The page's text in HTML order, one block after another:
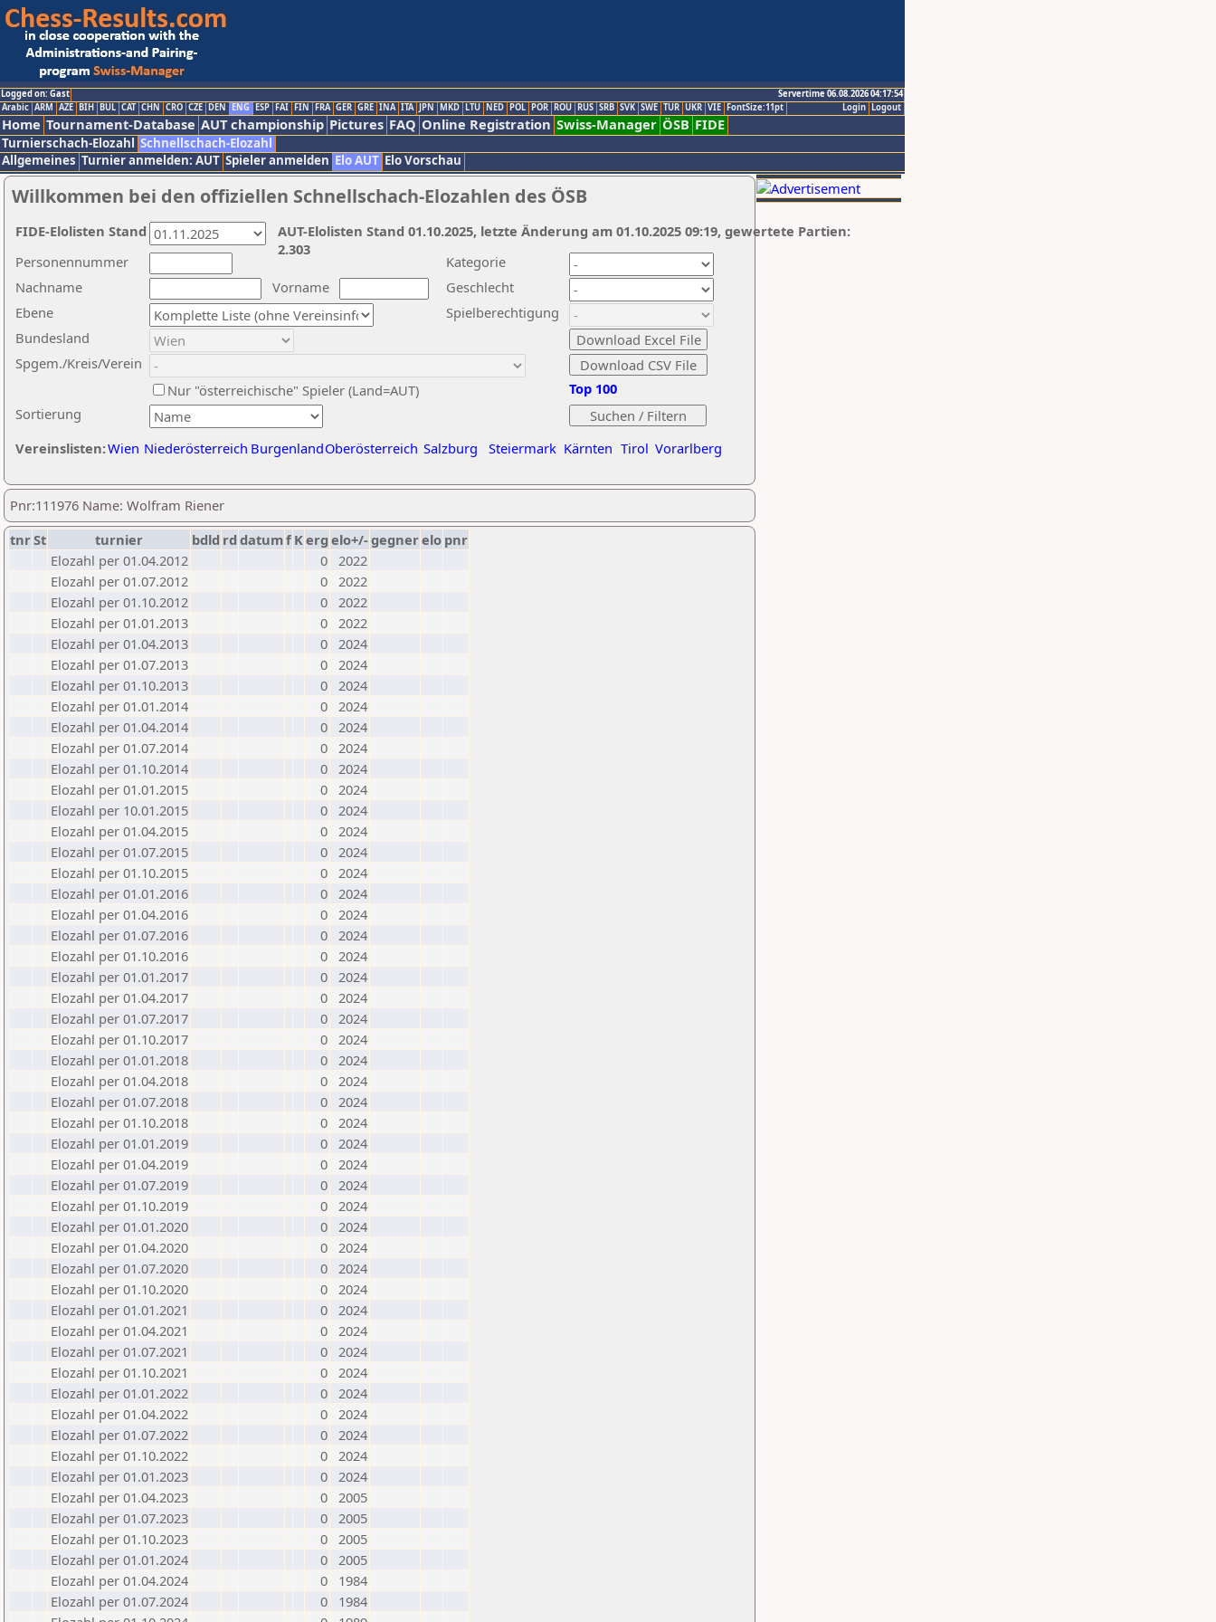
Logged on: Gast
Servertime 06.08.2026 04:17:54
Logout
Login
Arabic ARM AZE BIH BUL CAT CHN CRO CZE DEN ENG ESP FAI FIN FRA GER GRE INA ITA JPN MKD LTU NED POL POR ROU RUS SRB SVK SWE TUR UKR VIE FontSize:11pt
Home Tournament-Database AUT championship Pictures FAQ Online Registration Swiss-Manager ÖSB FIDE
Turnierschach-Elozahl Schnellschach-Elozahl
Allgemeines Turnier anmelden: AUT Spieler anmelden Elo AUT Elo Vorschau
Willkommen bei den offiziellen Schnellschach-Elozahlen des ÖSB
Nachname
Vorname
Ebene
Kategorie
Sortierung
Personennummer
Bundesland
Spgem./Kreis/Verein
Geschlecht
Nur "österreichische" Spieler (Land=AUT)
Spielberechtigung
Vereinslisten:Wien Niederösterreich BurgenlandOberösterreich Salzburg Steiermark Kärnten Tirol Vorarlberg
Top 100
AUT-Elolisten Stand 01.10.2025, letzte Änderung am 01.10.2025 09:19, gewertete Partien:
2.303
FIDE-Elolisten Stand
Pnr:111976 Name: Wolfram Riener
tnrSt turnier bdld rd datumf Kerg elo+/-gegnerelo pnr
Elozahl per 01.04.2012
0 2022
Elozahl per 01.07.2012
0 2022
Elozahl per 01.10.2012
0 2022
Elozahl per 01.01.2013
0 2022
Elozahl per 01.04.2013
0 2024
Elozahl per 01.07.2013
0 2024
Elozahl per 01.10.2013
0 2024
Elozahl per 01.01.2014
0 2024
Elozahl per 01.04.2014
0 2024
Elozahl per 01.07.2014
0 2024
Elozahl per 01.10.2014
0 2024
Elozahl per 01.01.2015
0 2024
Elozahl per 10.01.2015
0 2024
Elozahl per 01.04.2015
0 2024
Elozahl per 01.07.2015
0 2024
Elozahl per 01.10.2015
0 2024
Elozahl per 01.01.2016
0 2024
Elozahl per 01.04.2016
0 2024
Elozahl per 01.07.2016
0 2024
Elozahl per 01.10.2016
0 2024
Elozahl per 01.01.2017
0 2024
Elozahl per 01.04.2017
0 2024
Elozahl per 01.07.2017
0 2024
Elozahl per 01.10.2017
0 2024
Elozahl per 01.01.2018
0 2024
Elozahl per 01.04.2018
0 2024
Elozahl per 01.07.2018
0 2024
Elozahl per 01.10.2018
0 2024
Elozahl per 01.01.2019
0 2024
Elozahl per 01.04.2019
0 2024
Elozahl per 01.07.2019
0 2024
Elozahl per 01.10.2019
0 2024
Elozahl per 01.01.2020
0 2024
Elozahl per 01.04.2020
0 2024
Elozahl per 01.07.2020
0 2024
Elozahl per 01.10.2020
0 2024
Elozahl per 01.01.2021
0 2024
Elozahl per 01.04.2021
0 2024
Elozahl per 01.07.2021
0 2024
Elozahl per 01.10.2021
0 2024
Elozahl per 01.01.2022
0 2024
Elozahl per 01.04.2022
0 2024
Elozahl per 01.07.2022
0 2024
Elozahl per 01.10.2022
0 2024
Elozahl per 01.01.2023
0 2024
Elozahl per 01.04.2023
0 2005
Elozahl per 01.07.2023
0 2005
Elozahl per 01.10.2023
0 2005
Elozahl per 01.01.2024
0 2005
Elozahl per 01.04.2024
0
1984
Elozahl per 01.07.2024
0
1984